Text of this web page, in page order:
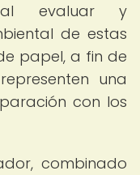
evaluar y
de estas
papel, a fin de
una
con los
combinado